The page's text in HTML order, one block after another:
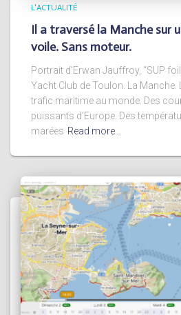
L'ACTUALITÉ
Il a traversé la Manche sur
voile. Sans moteur.
Portrait d’Erwan Jauffroy, “SUP
Yacht Club de Toulon. La
trafic maritime au monde. Des
puissants d’Europe. Des
marées Read more…